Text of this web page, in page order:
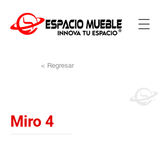
< Regresar
Miro 4